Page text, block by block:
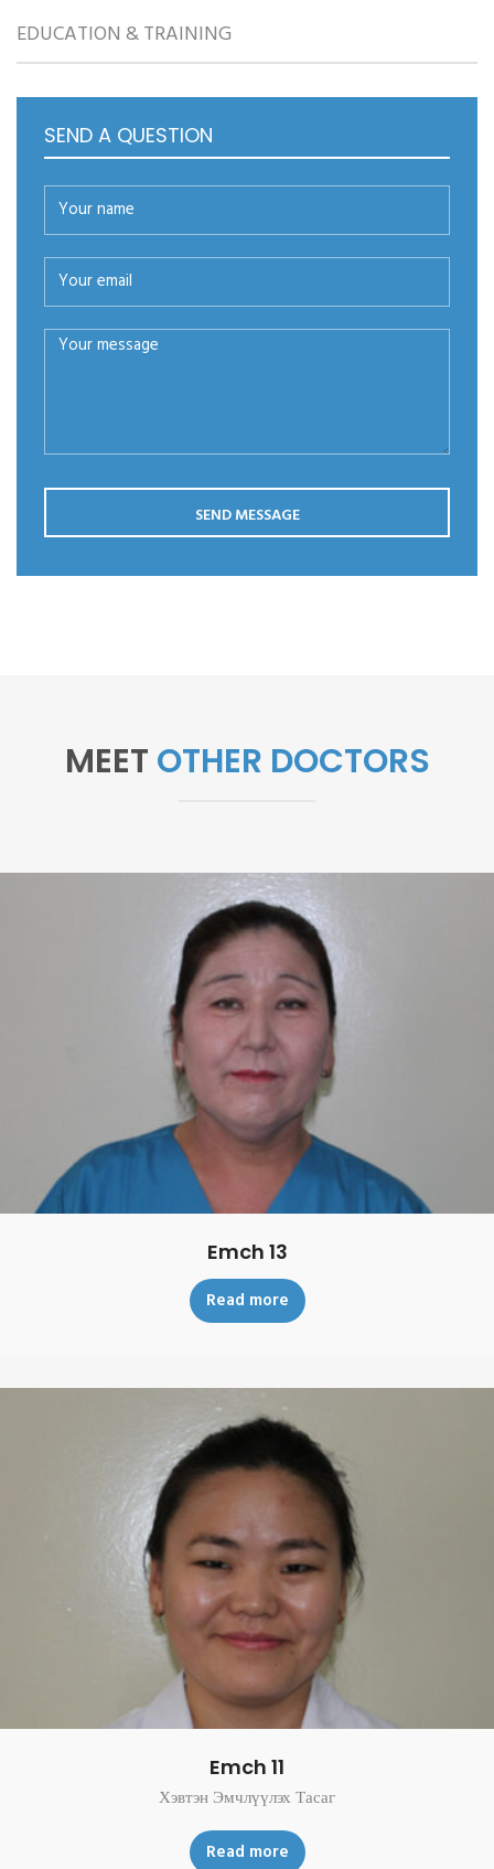
EDUCATION & TRAINING
SEND A QUESTION
SEND MESSAGE
MEET OTHER DOCTORS
Emch 13
Read more
Emch 11
Хэвтэн Эмчлүүлэх Тасаг
Read more